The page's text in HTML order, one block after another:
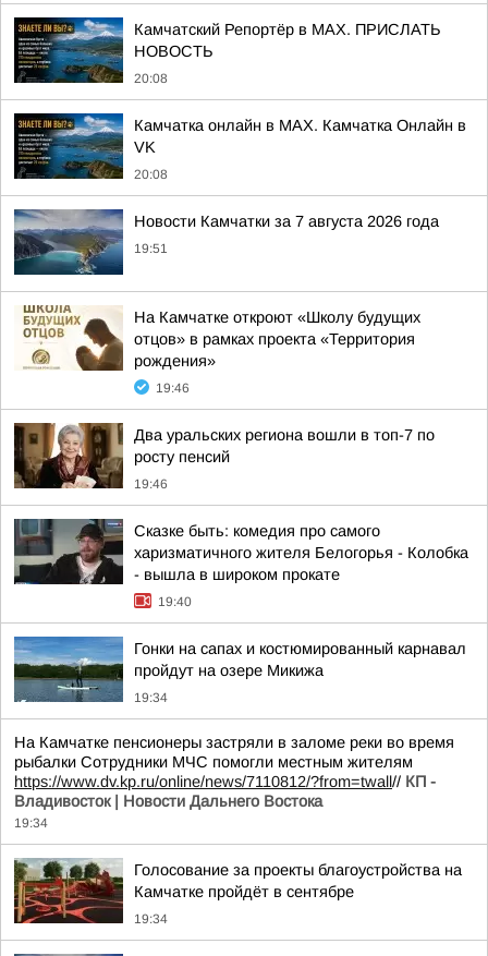
Камчатский Репортёр в MAX. ПРИСЛАТЬ
НОВОСТЬ
20:08
Камчатка онлайн в MAX. Камчатка Онлайн в
VK
20:08
Новости Камчатки за 7 августа 2026 года
19:51
На Камчатке откроют «Школу будущих
отцов» в рамках проекта «Территория
рождения»
19:46
Два уральских региона вошли в топ-7 по
росту пенсий
19:46
Сказке быть: комедия про самого
харизматичного жителя Белогорья - Колобка
- вышла в широком прокате
19:40
Гонки на сапах и костюмированный карнавал
пройдут на озере Микижа
19:34
На Камчатке пенсионеры застряли в заломе реки во время
рыбалки Сотрудники МЧС помогли местным жителям
https://www.dv.kp.ru/online/news/7110812/?from=twall// КП -
Владивосток | Новости Дальнего Востока
19:34
Голосование за проекты благоустройства на
Камчатке пройдёт в сентябре
19:34